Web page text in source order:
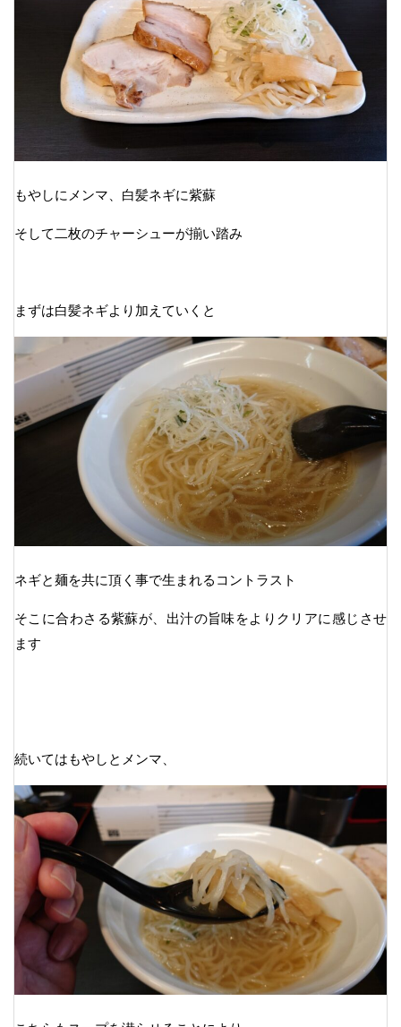
もやしにメンマ、白髪ネギに紫蘇
そして二枚のチャーシューが揃い踏み
まずは白髪ネギより加えていくと
ネギと麺を共に頂く事で生まれるコントラスト
そこに合わさる紫蘇が、出汁の旨味をよりクリアに感じさせ
ます
続いてはもやしとメンマ、